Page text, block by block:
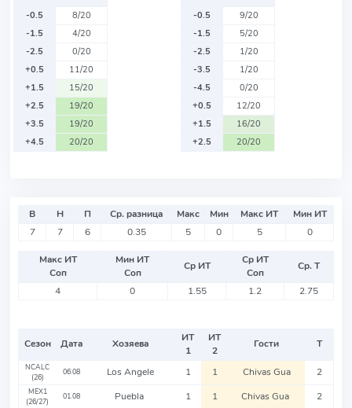
-0.5
8/20
-1.5
4/20
-2.5
0/20
+0.5
11/20
+1.5
15/20
+2.5
19/20
+3.5
19/20
+4.5
20/20
-0.5
9/20
-1.5
5/20
-2.5
1/20
-3.5
1/20
-4.5
0/20
+0.5
12/20
+1.5
16/20
+2.5
20/20
В Н П Ср. разница Макс Мин Макс ИТ
Мин ИТ
7
7 6 0.35 5 0 5 0
Макс ИТ
Соп
Мин ИТ
Соп
Ср ИТ
Ср ИТ
Соп
Ср. Т
4
0 1.55 1.2 2.75
Сезон Дата Хозяева
ИТ
1
ИТ
2
Гости Т
NCALC
(26)
06.08 Los Angele 1 1 Chivas Gua 2
MEX1
(26/27)
01.08 Puebla 1 1 Chivas Gua 2